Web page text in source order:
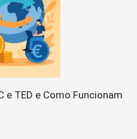
e TED e Como Funcionam